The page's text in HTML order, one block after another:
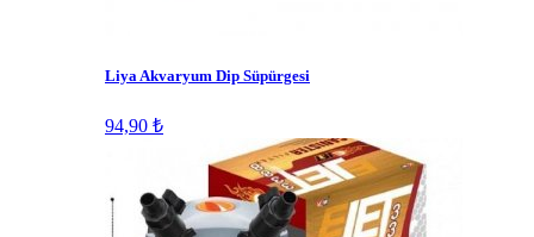
Liya Akvaryum Dip Süpürgesi
94,90 ₺